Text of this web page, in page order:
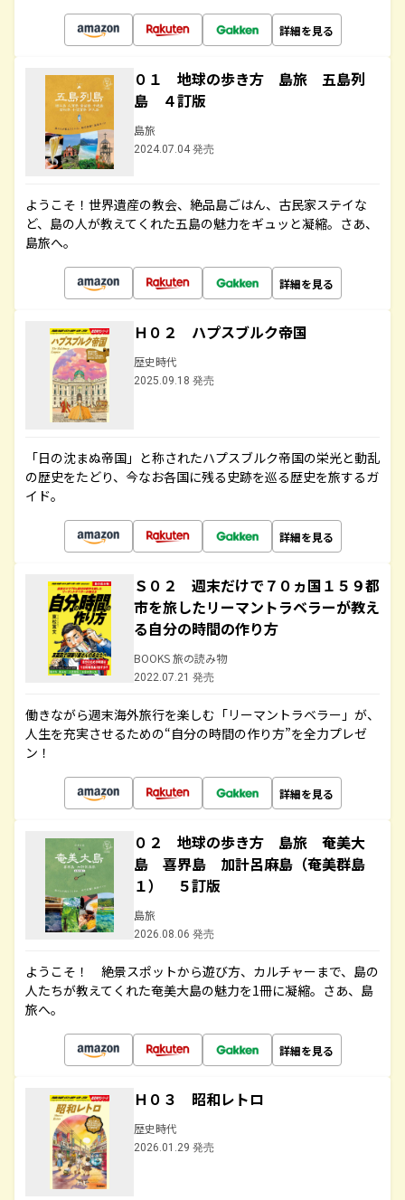
詳細を見る
０１ 地球の歩き方 島旅 五島列
島 ４訂版
島旅
2024.07.04 発売
ようこそ！世界遺産の教会、絶品島ごはん、古民家ステイな
ど、島の人が教えてくれた五島の魅力をギュッと凝縮。さあ、
島旅へ。
詳細を見る
Ｈ０２ ハプスブルク帝国
歴史時代
2025.09.18 発売
「日の沈まぬ帝国」と称されたハプスブルク帝国の栄光と動乱
の歴史をたどり、今なお各国に残る史跡を巡る歴史を旅するガ
イド。
詳細を見る
Ｓ０２ 週末だけで７０ヵ国１５９都
市を旅したリーマントラベラーが教え
る自分の時間の作り方
BOOKS 旅の読み物
2022.07.21 発売
働きながら週末海外旅行を楽しむ「リーマントラベラー」が、
人生を充実させるための“自分の時間の作り方”を全力プレゼ
ン！
詳細を見る
０２ 地球の歩き方 島旅 奄美大
島 喜界島 加計呂麻島（奄美群島
１） ５訂版
島旅
2026.08.06 発売
ようこそ！ 絶景スポットから遊び方、カルチャーまで、島の
人たちが教えてくれた奄美大島の魅力を1冊に凝縮。さあ、島
旅へ。
詳細を見る
Ｈ０３ 昭和レトロ
歴史時代
2026.01.29 発売